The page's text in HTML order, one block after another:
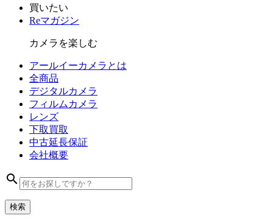
買いたい
Reマガジン
カメラを楽しむ
アールイーカメラとは
全商品
デジタルカメラ
フィルム カメラ
レンズ
下取買取
中古延長保証
会社概要
search